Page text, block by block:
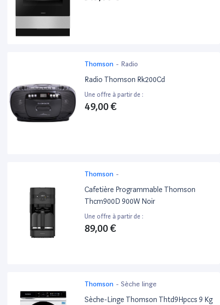
Thomson - Radio
Radio Thomson Rk200Cd
Une offre à partir de :
49,00 €
Thomson -
Cafetière Programmable Thomson
Thcm900D 900W Noir
Une offre à partir de :
89,00 €
Thomson - Sèche linge
Sèche-Linge Thomson Thtd9Hpccs 9 Kg